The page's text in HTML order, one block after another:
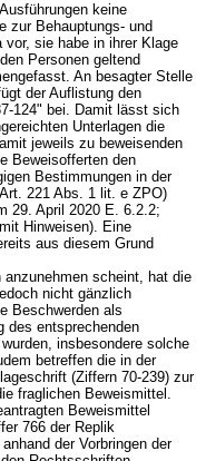
keine
zur Behauptungs- und
sie habe in ihrer Klage
Personen geltend
An besagter Stelle
der Auflistung den
124" bei. Damit lässt sich
Unterlagen die
jeweils zu beweisenden
Beweisofferten den
Bestimmungen in der
Art. 221 Abs. 1 lit. e ZPO)
29. April 2020 E. 6.2.2;
Hinweisen). Eine
aus diesem Grund
anzunehmen scheint, hat die
nicht gänzlich
Beschwerden als
des entsprechenden
insbesondere solche
betreffen die in der
(Ziffern 70-239) zur
fraglichen Beweismittel.
Beweismittel
766 der Replik
der Vorbringen der